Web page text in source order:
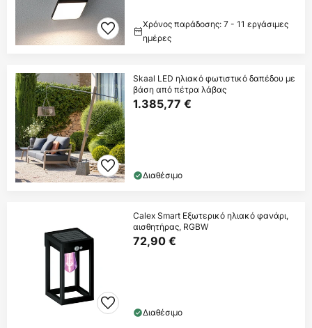
Χρόνος παράδοσης: 7 - 11 εργάσιμες
ημέρες
Skaal LED ηλιακό φωτιστικό δαπέδου με
βάση από πέτρα λάβας
1.385,77 €
Διαθέσιμο
Calex Smart Εξωτερικό ηλιακό φανάρι,
αισθητήρας, RGBW
72,90 €
Διαθέσιμο